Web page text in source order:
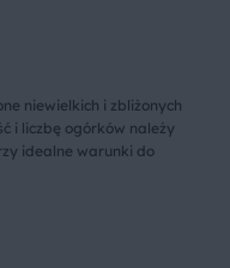
niewielkich i zbliżonych
i liczbę ogórków należy
idealne warunki do